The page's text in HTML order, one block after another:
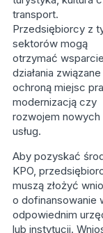
transport.
Przedsiębiorcy z
sektorów mogą
otrzymać
działania związane
ochroną miejsc
modernizacją czy
rozwojem nowych
usług.
Aby pozyskać
KPO,
muszą złożyć
o dofinansowanie
odpowiednim
lub instytucji.